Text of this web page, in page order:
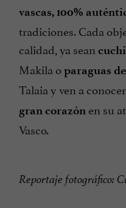
vascas, 100%
tradiciones. Cada
calidad, ya sean
Makila oparaguas
Talaia y ven a
gran corazón en su
Vasco.
Reportaje fotográfico: